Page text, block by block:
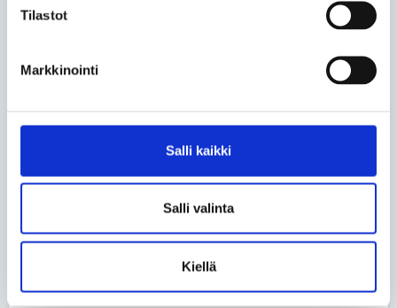
Tilastot
Markkinointi
Salli kaikki
Salli valinta
Kiellä
Asko Kemppainen ja Tuukka
Liukkonen• 02.06.2026
Vertaiskeskustelu – Päivä
kerrallaan
Katso kaikki blogit